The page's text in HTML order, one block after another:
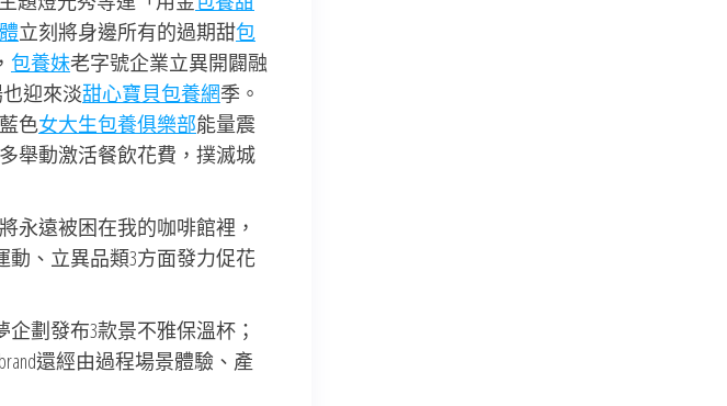
立刻將身邊所有的過期甜包
包養妹老字號企業立異開闢融
迎來淡甜心寶貝包養網季。
色女大生包養俱樂部能量震
舉動激活餐飲花費，撲滅城
永遠被困在我的咖啡館裡，
動、立異品類3方面發力促花
劃發布3款景不雅保溫杯；
還經由過程場景體驗、產